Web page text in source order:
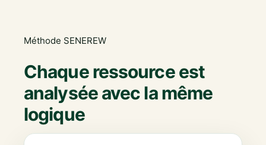
Méthode SENEREW
Chaque ressource est
analysée avec la même
logique